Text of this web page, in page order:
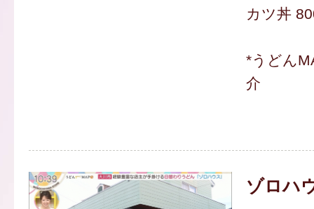
カツ丼
*うどん
介
ゾロハ